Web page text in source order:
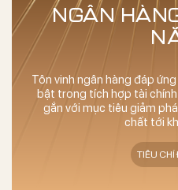
NGÂN
Tôn vinh ngân hàng đáp
bật trong tích hợp tài
gắn với mục tiêu giảm
chất tới
TIÊU CHÍ